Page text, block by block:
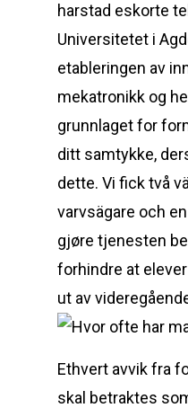
harstad eskorte
Universitetet i
etableringen av
mekatronikk og
grunnlaget for
ditt samtykke,
dette. Vi fick två
varvsägare och
gjøre tjenesten
forhindre at
ut av
Ethvert avvik fra
skal betraktes